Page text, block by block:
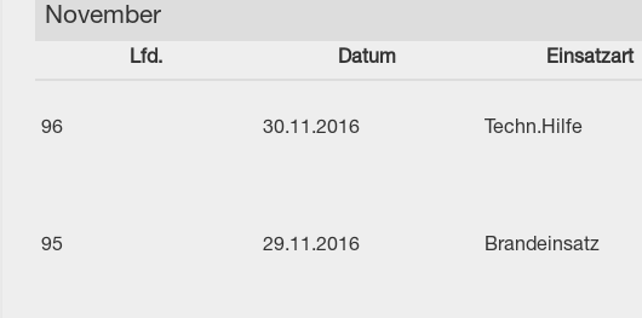
November
Lfd. Datum Einsatzart
96 30.11.2016 Techn.Hilfe
95 29.11.2016 Brandeinsatz